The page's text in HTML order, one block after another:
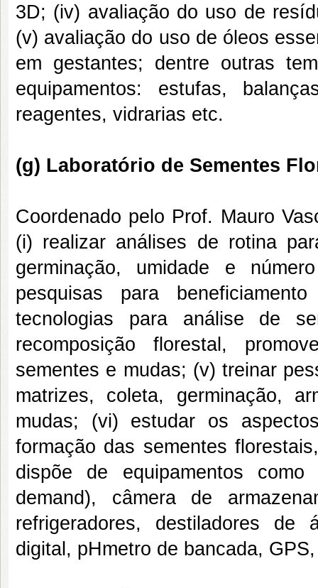
3D; (iv) avaliação do uso de
(v) avaliação do uso de óleos
em gestantes; dentre outras
equipamentos: estufas,
reagentes, vidrarias etc.
(g) Laboratório de Sementes
Coordenado pelo Prof. Mauro
(i) realizar análises de rotina
germinação, umidade e
pesquisas para
tecnologias para análise de
recomposição florestal,
sementes e mudas; (v) treinar
matrizes, coleta, germinação,
mudas; (vi) estudar os
formação das sementes
dispõe de equipamentos
demand), câmera de
refrigeradores, destiladores de
digital, pHmetro de bancada,